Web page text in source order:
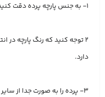
۱- به جنس پارچه پرده دقت کنید
۲ توجه کنید که رنگ پارچه در
دارد.
۳- پرده را به صورت جدا از سایر لباس ها بشویید.